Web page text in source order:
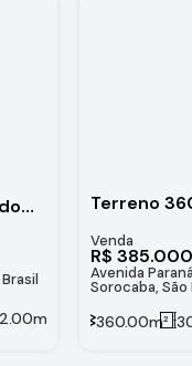
Terreno com 432m² no Condomínio Villa Verona, Sorocaba/SP
.00m
R$ 385.000
Avenida
Sorocaba, São
360.00m²